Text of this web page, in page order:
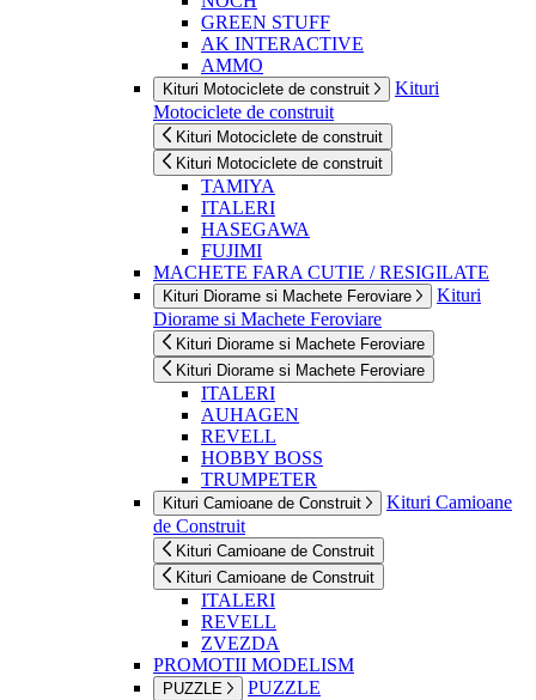
GREEN STUFF
AK INTERACTIVE
AMMO
Kituri Motociclete de construit
Kituri
Motociclete de construit
Kituri Motociclete de construit
Kituri Motociclete de construit
TAMIYA
ITALERI
HASEGAWA
FUJIMI
MACHETE FARA CUTIE / RESIGILATE
Kituri Diorame si Machete Feroviare
Kituri
Diorame si Machete Feroviare
Kituri Diorame si Machete Feroviare
Kituri Diorame si Machete Feroviare
ITALERI
AUHAGEN
REVELL
HOBBY BOSS
TRUMPETER
Kituri Camioane de Construit
Kituri Camioane
de Construit
Kituri Camioane de Construit
Kituri Camioane de Construit
ITALERI
REVELL
ZVEZDA
PROMOTII MODELISM
PUZZLE PUZZLE